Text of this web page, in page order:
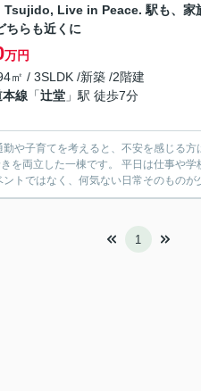
Tsujido, Live in Peace. 駅も、家
ちらも近くに
万円
㎡ / 3SLDK /新築 /2階建
本線 「辻堂 」駅 徒歩7分
ると、不安を感じる方は少なくありません。 この住
。 休日は海へ出かけたり、公園で遊んだり、テ
物を楽しんだり。 特別なイベントではなく、何気ない
1